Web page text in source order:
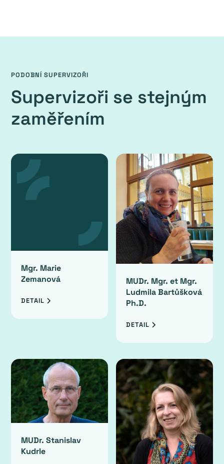
PODOBNÍ SUPERVIZOŘI
Supervizoři se stejným
zaměřením
Mgr. Marie
Zemanová
DETAIL
MUDr. Mgr. et Mgr.
Ludmila Bartůšková
Ph.D.
DETAIL
MUDr. Stanislav
Kudrle